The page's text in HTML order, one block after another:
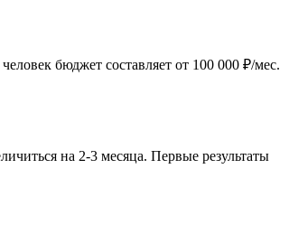
бюджет составляет от 100 000 ₽/мес.
на 2-3 месяца. Первые результаты